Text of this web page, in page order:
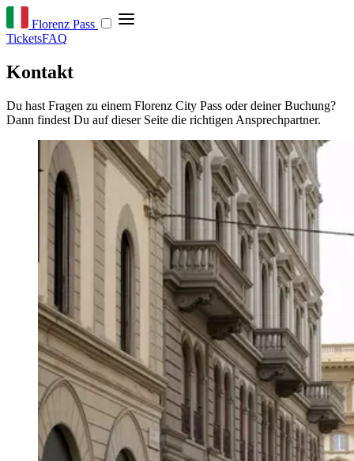
Florenz Pass
TicketsFAQ
Kontakt
Du hast Fragen zu einem Florenz City Pass oder deiner Buchung?
Dann findest Du auf dieser Seite die richtigen Ansprechpartner.